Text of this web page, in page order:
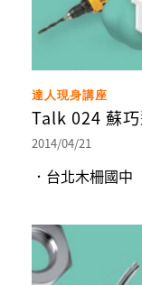
達人現身講座
Talk 024 蘇
2014/04/21
．台北木柵國中